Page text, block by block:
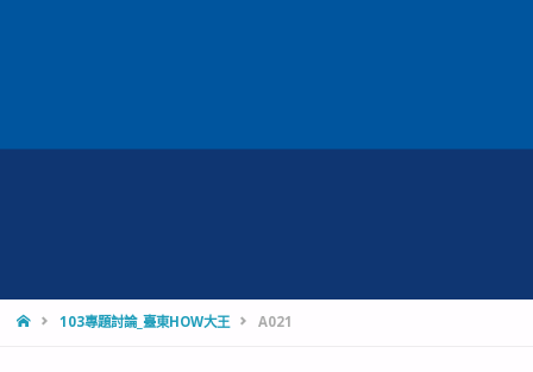
HOME103專題討論_臺東HOW大王 A021